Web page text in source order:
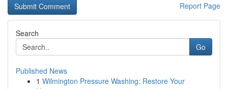
Report Page
Search
Go
Published News
1 Wilmington Pressure Washing: Restore Your